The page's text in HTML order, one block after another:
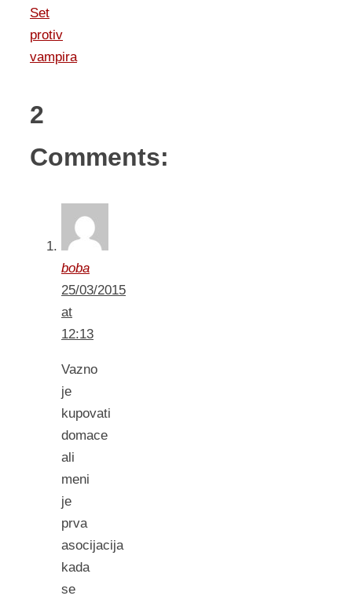
Set
protiv
vampira
2
Comments:
boba
25/03/2015
at
12:13
Vazno
je
kupovati
domace
ali
meni
je
prva
asocijacija
kada
se